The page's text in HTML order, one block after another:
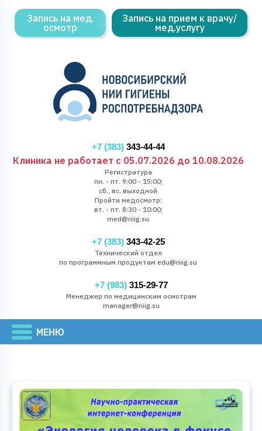
Запись на мед.
осмотр
Запись на прием к врачу/
мед.услугу
+7 (383)343-44-44
Клиника не работает с 05.07.2026 до 10.08.2026
Регистратура
пн. - пт. 9:00 - 15:00;
сб., вс. выходной
Пройти медосмотр:
вт. - пт. 8:30 - 10:00;
med@niig.su
+7 (383)343-42-25
Технический отдел
по программным продуктам edu@niig.su
+7 (983)315-29-77
Менеджер по медицинским осмотрам
manager@niig.su